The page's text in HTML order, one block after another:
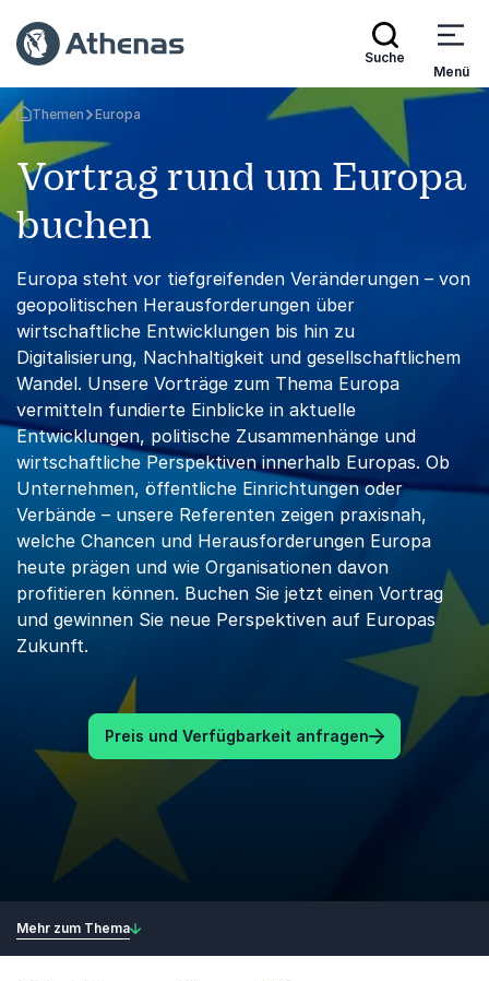
Suche
Menü
Zurück zur Startseite
Themen Europa
Vortrag rund um Europa
buchen
Europa steht vor tiefgreifenden Veränderungen – von
geopolitischen Herausforderungen über
wirtschaftliche Entwicklungen bis hin zu
Digitalisierung, Nachhaltigkeit und gesellschaftlichem
Wandel. Unsere Vorträge zum Thema Europa
vermitteln fundierte Einblicke in aktuelle
Entwicklungen, politische Zusammenhänge und
wirtschaftliche Perspektiven innerhalb Europas. Ob
Unternehmen, öffentliche Einrichtungen oder
Verbände – unsere Referenten zeigen praxisnah,
welche Chancen und Herausforderungen Europa
heute prägen und wie Organisationen davon
profitieren können. Buchen Sie jetzt einen Vortrag
und gewinnen Sie neue Perspektiven auf Europas
Zukunft.
Preis und Verfügbarkeit anfragen
Mehr zum Thema